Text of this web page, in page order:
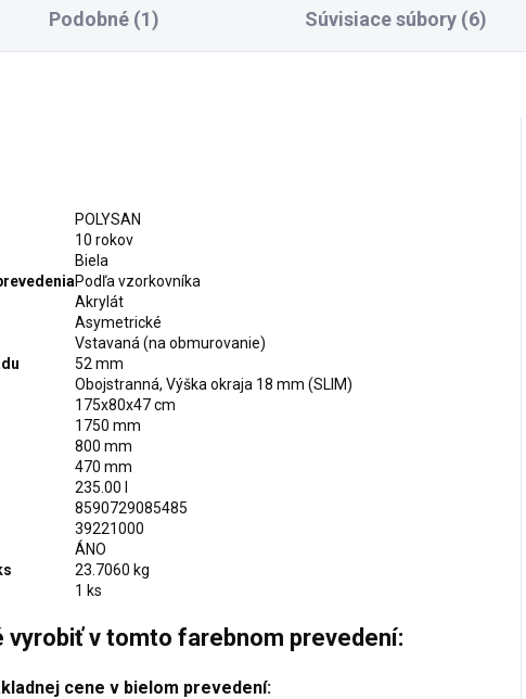
Podobné (1) Súvisiace súbory (6)
POLYSAN
10 rokov
Biela
Podľa vzorkovníka
Akrylát
Asymetrické
Vstavaná (na obmurovanie)
52 mm
Obojstranná, Výška okraja 18 mm (SLIM)
175x80x47 cm
1750 mm
800 mm
470 mm
235.00 l
8590729085485
39221000
ÁNO
23.7060 kg
1 ks
vyrobiť v tomto farebnom prevedení:
cene v bielom prevedení: